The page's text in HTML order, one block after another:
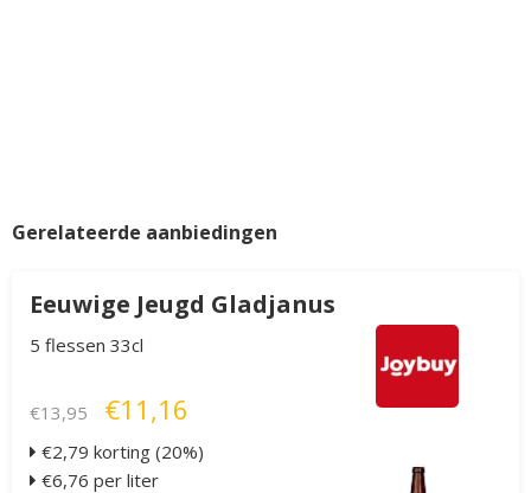
Gerelateerde aanbiedingen
Eeuwige Jeugd Gladjanus
5 flessen 33cl
€13,95 €11,16
€2,79 korting (20%)
€6,76 per liter